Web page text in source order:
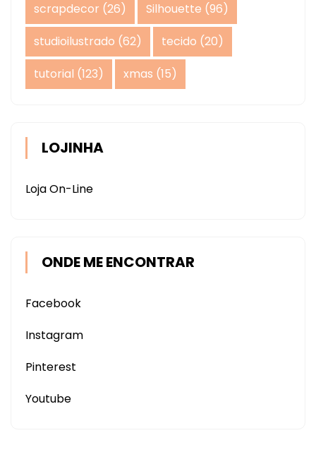
scrapdecor (26) Silhouette (96)
studioilustrado (62) tecido (20)
tutorial (123) xmas (15)
LOJINHA
Loja On-Line
ONDE ME ENCONTRAR
Facebook
Instagram
Pinterest
Youtube